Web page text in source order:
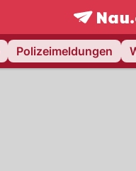
frontpage.
Polizeimeldungen